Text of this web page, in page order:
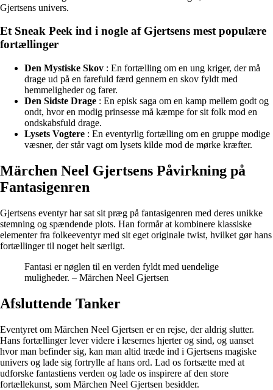
Gjertsens univers.
Et Sneak Peek ind i nogle af Gjertsens mest populære
fortællinger
Den Mystiske Skov : En fortælling om en ung kriger, der må
drage ud på en farefuld færd gennem en skov fyldt med
hemmeligheder og farer.
Den Sidste Drage : En episk saga om en kamp mellem godt og
ondt, hvor en modig prinsesse må kæmpe for sit folk mod en
ondskabsfuld drage.
Lysets Vogtere : En eventyrlig fortælling om en gruppe modige
væsner, der står vagt om lysets kilde mod de mørke kræfter.
Märchen Neel Gjertsens Påvirkning på
Fantasigenren
Gjertsens eventyr har sat sit præg på fantasigenren med deres unikke
stemning og spændende plots. Han formår at kombinere klassiske
elementer fra folkeeventyr med sit eget originale twist, hvilket gør hans
fortællinger til noget helt særligt.
Fantasi er nøglen til en verden fyldt med uendelige
muligheder. – Märchen Neel Gjertsen
Afsluttende Tanker
Eventyret om Märchen Neel Gjertsen er en rejse, der aldrig slutter.
Hans fortællinger lever videre i læsernes hjerter og sind, og uanset
hvor man befinder sig, kan man altid træde ind i Gjertsens magiske
univers og lade sig fortrylle af hans ord. Lad os fortsætte med at
udforske fantastiens verden og lade os inspirere af den store
fortællekunst, som Märchen Neel Gjertsen besidder.